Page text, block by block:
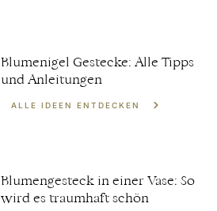
Blumenigel Gestecke: Alle Tipps
und Anleitungen
ALLE IDEEN ENTDECKEN
Blumengesteck in einer Vase: So
wird es traumhaft schön